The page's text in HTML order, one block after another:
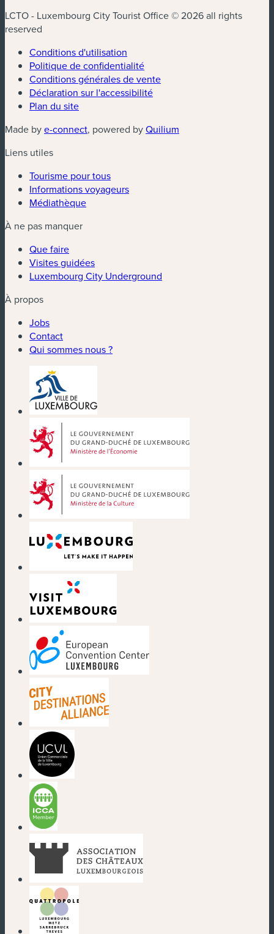
LCTO - Luxembourg City Tourist Office © 2026 all rights
reserved
Conditions d'utilisation
Politique de confidentialité
Conditions générales de vente
Déclaration sur l'accessibilité
Plan du site
Made bye-connect(nouvelle fenêtre)
, powered byQuilium
Liens utiles
Tourisme pour tous
Informations voyageurs
Médiathèque
À ne pas manquer
Que faire
Visites guidées
Luxembourg City Underground
À propos
Jobs
Contact
Qui sommes nous ?